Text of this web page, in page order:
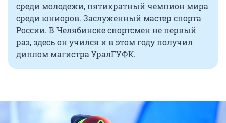
среди молодежи, пятикратный чемпион мира
среди юниоров. Заслуженный мастер спорта
России. В Челябинске спортсмен не первый
раз, здесь он учился и в этом году получил
диплом магистра УралГУФК.